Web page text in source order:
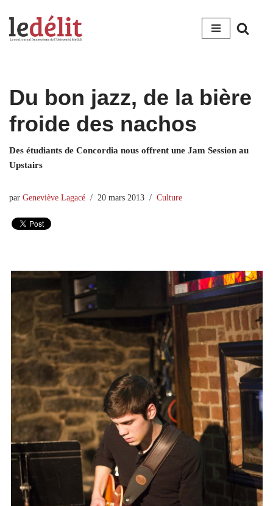
Aller
Du bon jazz, de la bière
froide des nachos
Des étudiants de Concordia nous offrent une Jam Session au
Upstairs
par Geneviève Lagacé 20 mars 2013 Culture